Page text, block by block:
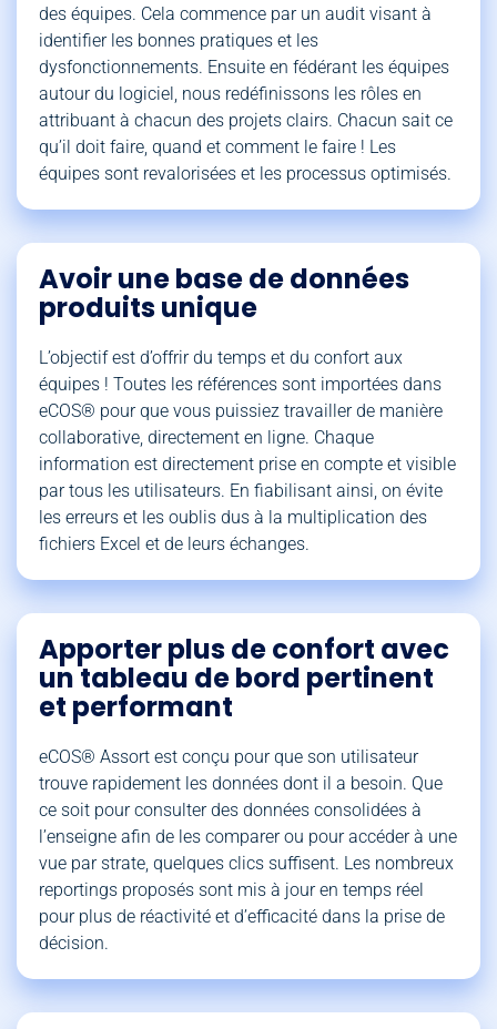
des équipes. Cela commence par un audit visant à
identifier les bonnes pratiques et les
dysfonctionnements. Ensuite en fédérant les équipes
autour du logiciel, nous redéfinissons les rôles en
attribuant à chacun des projets clairs. Chacun sait ce
qu’il doit faire, quand et comment le faire ! Les
équipes sont revalorisées et les processus optimisés.
Avoir une base de données
produits unique
L’objectif est d’offrir du temps et du confort aux
équipes ! Toutes les références sont importées dans
eCOS® pour que vous puissiez travailler de manière
collaborative, directement en ligne. Chaque
information est directement prise en compte et visible
par tous les utilisateurs. En fiabilisant ainsi, on évite
les erreurs et les oublis dus à la multiplication des
fichiers Excel et de leurs échanges.
Apporter plus de confort avec
un tableau de bord pertinent
et performant
eCOS® Assort est conçu pour que son utilisateur
trouve rapidement les données dont il a besoin. Que
ce soit pour consulter des données consolidées à
l’enseigne afin de les comparer ou pour accéder à une
vue par strate, quelques clics suffisent. Les nombreux
reportings proposés sont mis à jour en temps réel
pour plus de réactivité et d’efficacité dans la prise de
décision.